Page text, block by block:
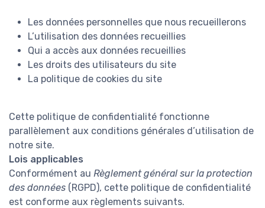
Les données personnelles que nous recueillerons
L’utilisation des données recueillies
Qui a accès aux données recueillies
Les droits des utilisateurs du site
La politique de cookies du site
Cette politique de confidentialité fonctionne
parallèlement aux conditions générales d’utilisation de
notre site.
Lois applicables
Conformément au Règlement général sur la protection
des données (RGPD), cette politique de confidentialité
est conforme aux règlements suivants.